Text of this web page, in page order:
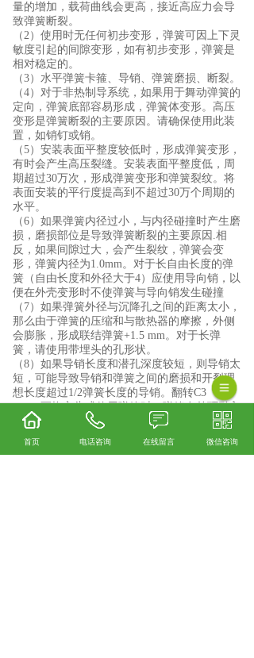
量的增加，载荷曲线会更高，接近高应力会导
致弹簧断裂。
（2）使用时无任何初步变形，弹簧可因上下灵
敏度引起的间隙变形，如有初步变形，弹簧是
相对稳定的。
（3）水平弹簧卡箍、导销、弹簧磨损、断裂。
（4）对于非热制导系统，如果用于舞动弹簧的
定向，弹簧底部容易形成，弹簧体变形。高压
变形是弹簧断裂的主要原因。请确保使用此装
置，如销钉或销。
（5）安装表面平整度较低时，形成弹簧变形，
有时会产生高压裂缝。安装表面平整度低，周
期超过30万次，形成弹簧变形和弹簧裂纹。将
表面安装的平行度提高到不超过30万个周期的
水平。
（6）如果弹簧内径过小，与内径碰撞时产生磨
损，磨损部位是导致弹簧断裂的主要原因 .相
反，如果间隙过大，会产生裂纹，弹簧会变
形，弹簧内径为1.0mm。对于长自由长度的弹
簧（自由长度和外径大于4）应使用导向销，以
便在外壳变形时不使弹簧与导向销发生碰撞
（ 7）如果弹簧外径与沉降孔之间的距离太小，
那么由于弹簧的压缩和与散热器的摩擦，外侧
会膨胀，形成联结弹簧+1.5 mm。对于长弹
簧，请使用带埋头的孔形状。
（8）如果导销长度和潜孔深度较短，则导销太
短，可能导致导销和弹簧之间的磨损和开裂理
想长度超过1/2弹簧长度的导销。翻转C3
（9）更换方头或使用弹簧时，弹簧在外环引入
时变形，导致内弹簧断裂（或插入内环）。
（10）应用程序系列。使用串行方法时，弹簧
扭转，超过导向销或驱动壳的长度。认为它承
首页 电话咨询 在线留言 微信咨询